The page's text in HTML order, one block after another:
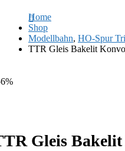
Home
Shop
Modellbahn, HO-Spur
TTR Gleis Bakelit
Gleis